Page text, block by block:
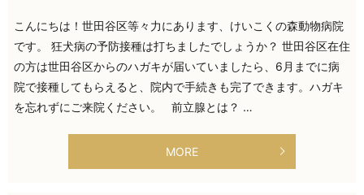
こんにちは！世田谷区等々力にあります、けいこくの森動物病院
です。 狂犬病の予防接種は打ちましたでしょうか？ 世田谷区在住
の方は世田谷区からのハガキが届いていましたら、6月までに病
院で接種してもらえると、院内で手続きも完了できます。ハガキ
を忘れずにご来院ください。 前立腺とは？ …
MORE